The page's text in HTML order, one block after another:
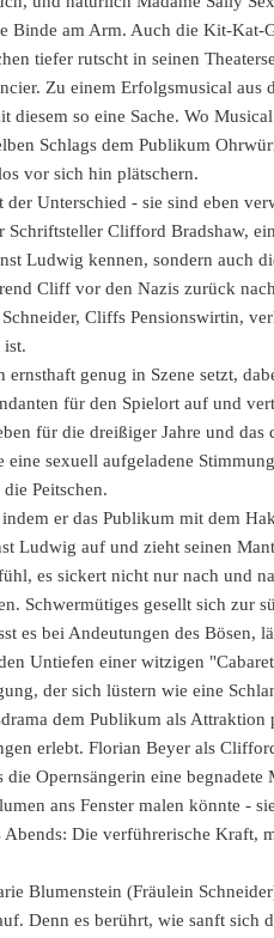
Binde am Arm. Auch die Kit-Kat-
tiefer rutscht in seinen
Zu einem Erfolgsmusical aus
so eine Sache. Wo
Schlags dem Publikum
vor sich hin plätschern.
Unterschied - sie sind eben
Clifford Bradshaw,
Ludwig kennen, sondern auch
Cliff vor den Nazis zurück
Cliffs Pensionswirtin,
ist.
genug in Szene setzt,
für den Spielort auf und
für die dreißiger Jahre und das
sexuell aufgeladene
Peitschen.
er das Publikum mit dem
Ludwig auf und zieht seinen
es sickert nicht nur nach und
Schwermütiges gesellt sich zur
es bei Andeutungen des Bösen,
Untiefen einer witzigen
der sich lüstern wie eine
dem Publikum als Attraktion
erlebt. Florian Beyer als
Opernsängerin eine begnadete
ans Fenster malen könnte -
Die verführerische Kraft,
Blumenstein (Fräulein
Denn es berührt, wie sanft sich